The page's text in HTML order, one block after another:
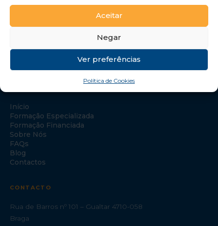
Aceitar
Negar
Ver preferências
Política de Cookies
Início
Formação Especializada
Formação Financiada
Sobre Nós
FAQs
Blog
Contactos
CONTACTO
Rua de Barros nº 101 – Gualtar 4710-058
Braga